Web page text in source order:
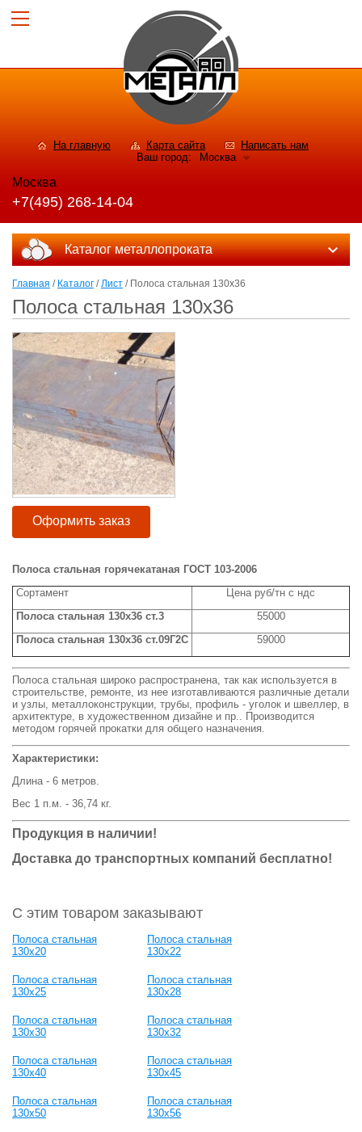
На главную Карта сайта
Написать нам
Ваш город:
Москва
Москва
+7(495) 268-14-04
Каталог металлопроката
Главная / Каталог /Лист / Полоса стальная 130x36
Полоса стальная 130x36
Оформить заказ
Полоса стальная горячекатаная ГОСТ 103-2006
Сортамент
Цена руб/тн с ндс
Полоса стальная 130x36 ст.3
55000
Полоса стальная 130x36 ст.09Г2С
59000
Полоса стальная широко распространена, так как используется в
строительстве, ремонте, из нее изготавливаются различные детали
и узлы, металлоконструкции, трубы, профиль - уголок и швеллер, в
архитектуре, в художественном дизайне и пр.. Производится
методом горячей прокатки для общего назначения.
Характеристики:
Длина - 6 метров.
Вес 1 п.м. - 36,74 кг.
Продукция в наличии!
Доставка до транспортных компаний бесплатно!
С этим товаром заказывают
Полоса стальная
130x20
Полоса стальная
130x22
Полоса стальная
130x25
Полоса стальная
130x28
Полоса стальная
130x30
Полоса стальная
130x32
Полоса стальная
130x40
Полоса стальная
130x45
Полоса стальная
130x50
Полоса стальная
130x56